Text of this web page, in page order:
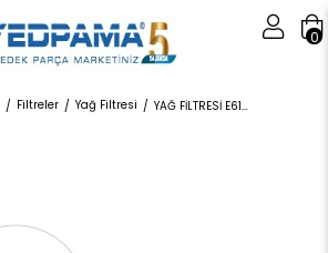
0
Filtreler Yağ Filtresi YAĞ FİLTRESİ E61HD215 11427953129 11427953129 E60 E61 E63 E64 E65 E66 E70 E71 E81 E82 E83 E84 E8 N52 2010-2019